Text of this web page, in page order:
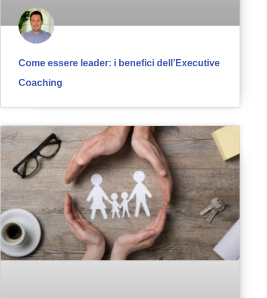
Come essere leader: i benefici dell’Executive
Coaching